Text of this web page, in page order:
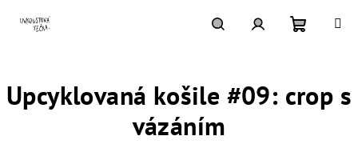
košík
Upcyklovaná košile #09: crop s
vázáním